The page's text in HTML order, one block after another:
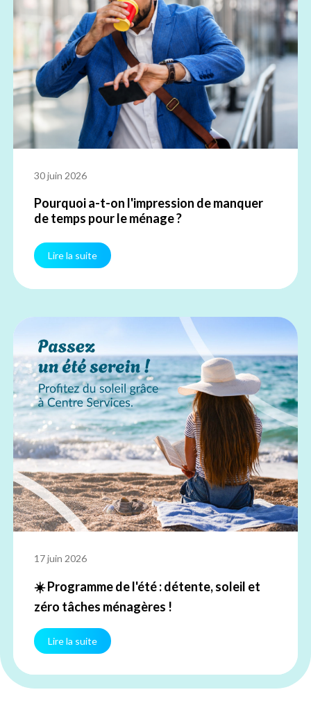
30 juin 2026
Pourquoi a-t-on l'impression de manquer
de temps pour le ménage ?
Lire la suite
17 juin 2026
☀️ Programme de l'été : détente, soleil et
zéro tâches ménagères !
Lire la suite